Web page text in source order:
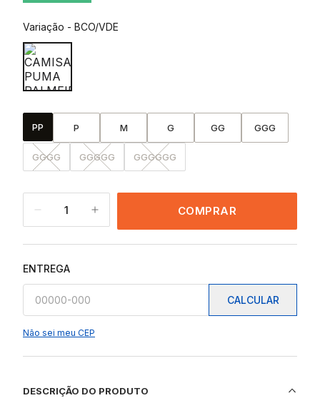
Variação - BCO/VDE
PP P M G GG GGG
GGGG GGGGG GGGGGG
1 COMPRAR
ENTREGA
CALCULAR
Não sei meu CEP
DESCRIÇÃO DO PRODUTO